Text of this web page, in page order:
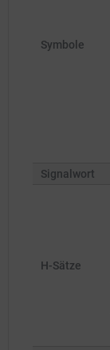
Symbole
Signalwort
H-Sätze